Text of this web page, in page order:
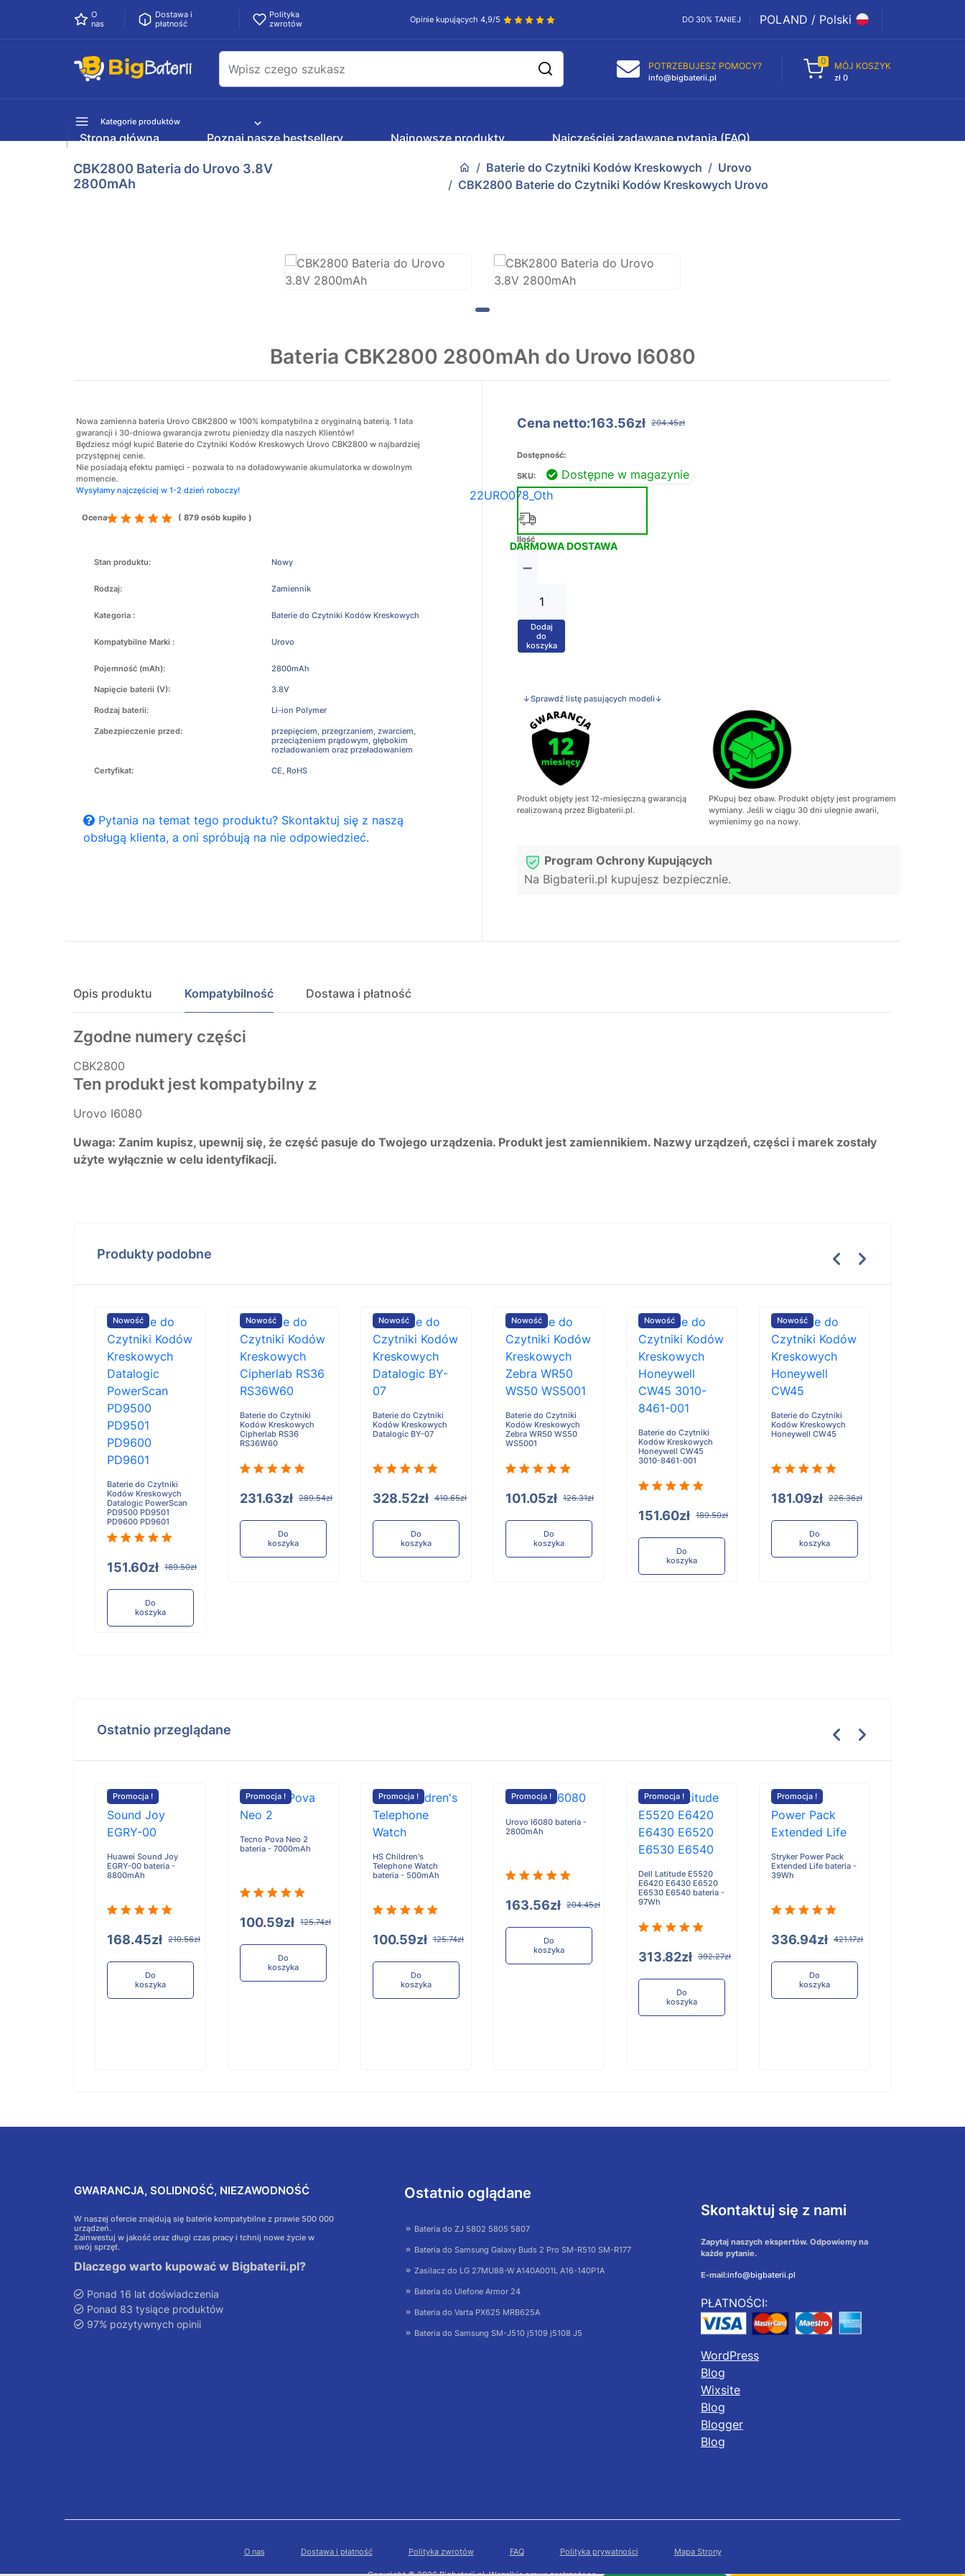
O
nas
Dostawa i
płatność
Polityka
zwrotów
Opinie kupujących 4,9/5 DO 30% TANIEJ POLAND / Polski
POTRZEBUJESZ POMOCY?
info@bigbaterii.pl
0 MÓJ KOSZYK
zł 0
Kategorie produktów
Strona główna Poznaj nasze bestsellery Najnowsze produkty Najczęściej zadawane pytania (FAQ)
CBK2800 Bateria do Urovo 3.8V
2800mAh
Baterie do Czytniki Kodów Kreskowych
Urovo
CBK2800 Baterie do Czytniki Kodów Kreskowych Urovo
Bateria CBK2800 2800mAh do Urovo I6080
Nowa zamienna bateria Urovo CBK2800 w 100% kompatybilna z oryginalną baterią. 1 lata
gwarancji i 30-dniowa gwarancja zwrotu pieniedzy dla naszych Klientów!
Będziesz mógł kupić Baterie do Czytniki Kodów Kreskowych Urovo CBK2800 w najbardziej
przystępnej cenie.
Nie posiadają efektu pamięci - pozwala to na doładowywanie akumulatorka w dowolnym
momencie.
Wysyłamy najczęściej w 1-2 dzień roboczy!
Ocena ( 879 osób kupiło )
Stan produktu: Nowy
Rodzaj: Zamiennik
Kategoria : Baterie do Czytniki Kodów Kreskowych
Kompatybilne Marki : Urovo
Pojemność (mAh): 2800mAh
Napięcie baterii (V): 3.8V
Rodzaj baterii: Li-ion Polymer
Zabezpieczenie przed:
przepięciem, przegrzaniem, zwarciem,
przeciążeniem prądowym, głębokim
rozładowaniem oraz przeładowaniem
Certyfikat: CE, RoHS
Pytania na temat tego produktu? Skontaktuj się z naszą
obsługą klienta, a oni spróbują na nie odpowiedzieć.
Cena netto:163.56zł 204.45zł
Dostępność:
Dostępne w magazynie
SKU:
22URO078_Oth
DARMOWA DOSTAWA
Ilość
−
+
Dodaj
do
koszyka
↓Sprawdź listę pasujących modeli↓
Produkt objęty jest 12-miesięczną gwarancją
realizowaną przez Bigbaterii.pl.
PKupuj bez obaw. Produkt objęty jest programem
wymiany. Jeśli w ciągu 30 dni ulegnie awarii,
wymienimy go na nowy.
Program Ochrony Kupujących
Na Bigbaterii.pl kupujesz bezpiecznie.
Opis produktu Kompatybilność Dostawa i płatność
Zgodne numery części
CBK2800
Ten produkt jest kompatybilny z
Urovo I6080
Uwaga: Zanim kupisz, upewnij się, że część pasuje do Twojego urządzenia. Produkt jest zamiennikiem. Nazwy urządzeń, części i marek zostały
użyte wyłącznie w celu identyfikacji.
Produkty podobne
Nowość
Baterie do Czytniki
Kodów Kreskowych
Datalogic PowerScan
PD9500 PD9501
PD9600 PD9601
151.60zł 189.50zł
Do
koszyka
Nowość
Baterie do Czytniki
Kodów Kreskowych
Cipherlab RS36
RS36W60
231.63zł 289.54zł
Do
koszyka
Nowość
Baterie do Czytniki
Kodów Kreskowych
Datalogic BY-07
328.52zł 410.65zł
Do
koszyka
Nowość
Baterie do Czytniki
Kodów Kreskowych
Zebra WR50 WS50
WS5001
101.05zł 126.31zł
Do
koszyka
Nowość
Baterie do Czytniki
Kodów Kreskowych
Honeywell CW45
3010-8461-001
151.60zł 189.50zł
Do
koszyka
Nowość
Baterie do Czytniki
Kodów Kreskowych
Honeywell CW45
181.09zł 226.36zł
Do
koszyka
Ostatnio przeglądane
Promocja !
Huawei Sound Joy
EGRY-00 bateria -
8800mAh
168.45zł 210.56zł
Do
koszyka
Promocja !
Tecno Pova Neo 2
bateria - 7000mAh
100.59zł 125.74zł
Do
koszyka
Promocja !
HS Children's
Telephone Watch
bateria - 500mAh
100.59zł 125.74zł
Do
koszyka
Promocja !
Urovo I6080 bateria -
2800mAh
163.56zł 204.45zł
Do
koszyka
Promocja !
Dell Latitude E5520
E6420 E6430 E6520
E6530 E6540 bateria -
97Wh
313.82zł 392.27zł
Do
koszyka
Promocja !
Stryker Power Pack
Extended Life bateria -
39Wh
336.94zł 421.17zł
Do
koszyka
GWARANCJA, SOLIDNOŚĆ, NIEZAWODNOŚĆ
W naszej ofercie znajdują się baterie kompatybilne z prawie 500 000
urządzeń.
Zainwestuj w jakość oraz długi czas pracy i tchnij nowe życie w
swój sprzęt.
Dlaczego warto kupować w Bigbaterii.pl?
Ponad 16 lat doświadczenia
Ponad 83 tysiące produktów
97% pozytywnych opinii
Ostatnio oglądane
Bateria do ZJ 5802 5805 5807
Bateria do Samsung Galaxy Buds 2 Pro SM-R510 SM-R177
Zasilacz do LG 27MU88-W A140A001L A16-140P1A
Bateria do Ulefone Armor 24
Bateria do Varta PX625 MRB625A
Bateria do Samsung SM-J510 j5109 j5108 J5
Skontaktuj się z nami
Zapytaj naszych ekspertów. Odpowiemy na
każde pytanie.
E-mail:info@bigbaterii.pl
PŁATNOŚCI:
WordPress
Blog
Wixsite
Blog
Blogger
Blog
O nas Dostawa i płatność Polityka zwrotów FAQ Polityka prywatności Mapa Strony